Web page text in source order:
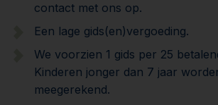
contact met ons op.
Een lage gids(en)vergoeding.
We voorzien 1 gids per 25
Kinderen jonger dan 7 jaar
meegerekend.